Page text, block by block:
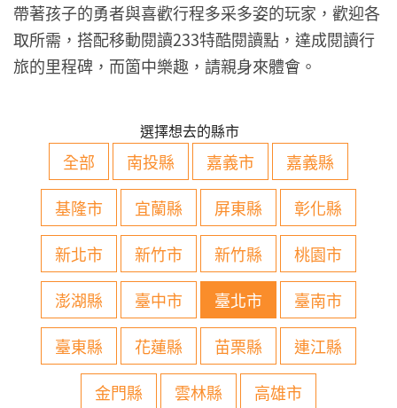
帶著孩子的勇者與喜歡行程多采多姿的玩家，歡迎各
取所需，搭配移動閱讀233特酷閱讀點，達成閱讀行
旅的里程碑，而箇中樂趣，請親身來體會。
選擇想去的縣市
全部 南投縣 嘉義市
嘉義縣
基隆市
宜蘭縣 屏東縣
彰化縣
新北市
新竹市 新竹縣
桃園市
澎湖縣
臺中市 臺北市
臺南市
臺東縣
花蓮縣 苗栗縣
連江縣
金門縣
雲林縣 高雄市